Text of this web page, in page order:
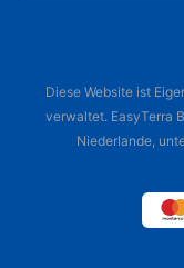
Diese Website ist
verwaltet. EasyTerra
Niederlande,